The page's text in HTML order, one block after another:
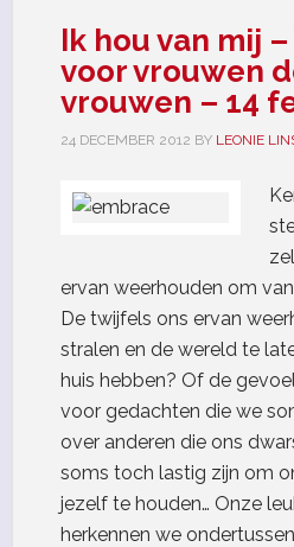
Ik hou van mij
voor vrouwen
vrouwen – 14
24 DECEMBER 2012 BY LEONIE
ervan weerhouden om
De twijfels ons ervan
stralen en de wereld te
huis hebben? Of de
voor gedachten die we
over anderen die ons
soms toch lastig zijn om
jezelf te houden… Onze
herkennen we